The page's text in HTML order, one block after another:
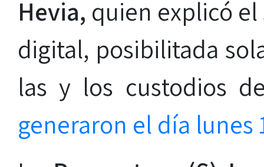
Hevia, quien explicó
digital, posibilitada
las y los custodios
generaron el día lunes